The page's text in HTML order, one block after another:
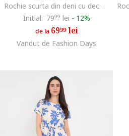
Rochie scurta din deni cu decolteu patrat, Albastru ultramarin
Initial: 7999 lei - 12%
de la 6999lei
Vandut de Fashion Days